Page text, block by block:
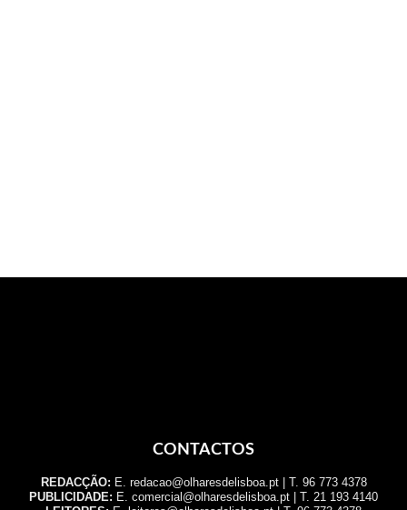
CONTACTOS
REDACÇÃO: E. redacao@olharesdelisboa.pt | T. 96 773 4378
PUBLICIDADE: E. comercial@olharesdelisboa.pt | T. 21 193 4140